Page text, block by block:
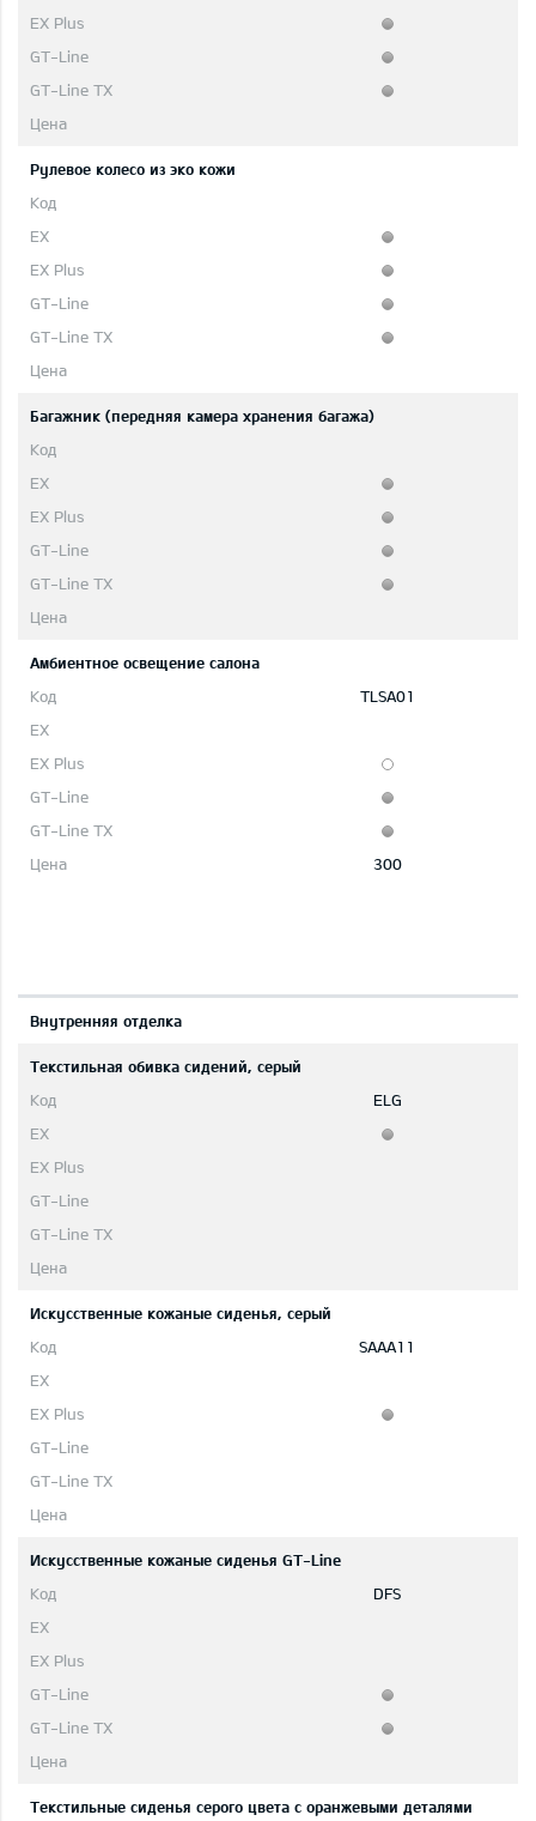
Рулевое колесо из эко кожи
Багажник (передняя камера хранения багажа)
Aмбиентное освещение салона
TLSA01
300
Bнутренняя отделка
Текстильная обивка сидений, серый
ELG
Искусственные кожаные сиденья, серый
SAAA11
Искусственные кожаные сиденья GT-Line
DFS
Текстильные сиденья серого цвета с оранжевыми деталями